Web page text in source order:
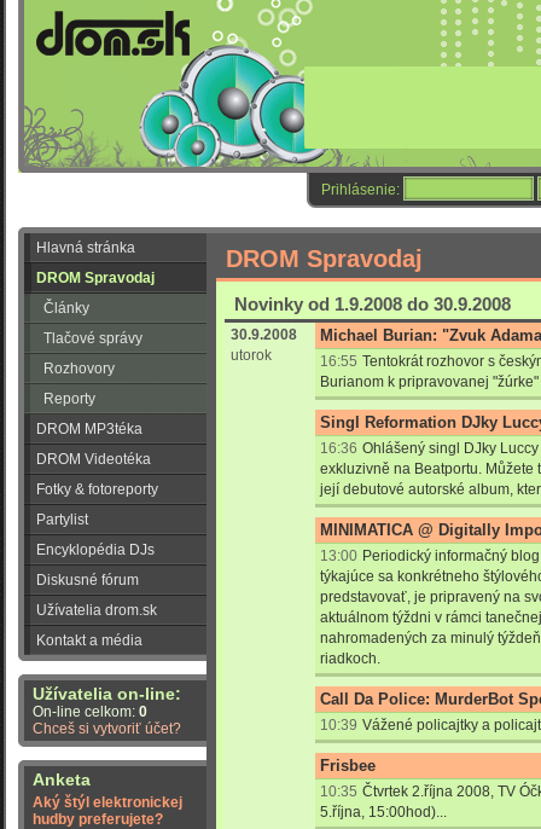
Prihlásenie:
Hlavná stránka
DROM Spravodaj
Články
Tlačové správy
Rozhovory
Reporty
DROM MP3téka
DROM Videotéka
Fotky & fotoreporty
Partylist
Encyklopédia DJs
Diskusné fórum
Užívatelia drom.sk
Kontakt a média
Užívatelia on-line:
On-line celkom: 0
Chceš si vytvoriť účet?
Anketa
Aký štýl elektronickej
hudby preferujete?
DROM Spravodaj
Novinky od 1.9.2008 do 30.9.2008
30.9.2008
utorok
Michael Burian: "Zvuk
16:55 Tentokrát rozhovor s
Burianom k pripravovanej
Singl Reformation DJky
16:36 Ohlášený singl DJky Luccy
exkluzivně na Beatportu.
její debutové autorské album,
MINIMATICA @ Digitally
13:00 Periodický informačný
týkajúce sa konkrétneho
predstavovať, je pripravený na
aktuálnom týždni v rámci
nahromadených za minulý
riadkoch.
Call Da Police: MurderBot
10:39 Vážené policajtky a
Frisbee
10:35 Čtvrtek 2.října 2008, TV
5.října, 15:00hod)...